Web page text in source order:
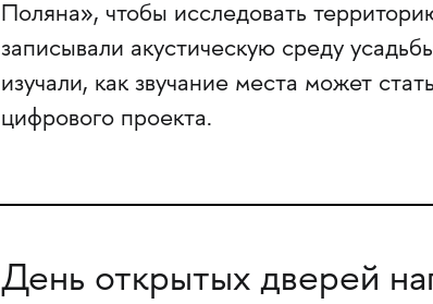
Поляна», чтобы исследовать
записывали акустическую среду
изучали, как звучание места может
цифрового проекта.
День открытых дверей